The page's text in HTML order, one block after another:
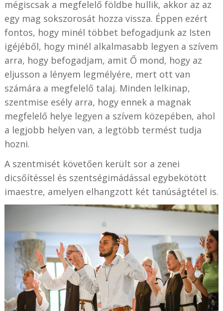
mégiscsak a megfelelő földbe hullik, akkor az az
egy mag sokszorosát hozza vissza. Éppen ezért
fontos, hogy minél többet befogadjunk az Isten
igéjéből, hogy minél alkalmasabb legyen a szívem
arra, hogy befogadjam, amit Ő mond, hogy az
eljusson a lényem legmélyére, mert ott van
számára a megfelelő talaj. Minden lelkinap,
szentmise esély arra, hogy ennek a magnak
megfelelő helye legyen a szívem közepében, ahol
a legjobb helyen van, a legtöbb termést tudja
hozni.
A szentmisét követően került sor a zenei
dicsőítéssel és szentségimádással egybekötött
imaestre, amelyen elhangzott két tanúságtétel is.